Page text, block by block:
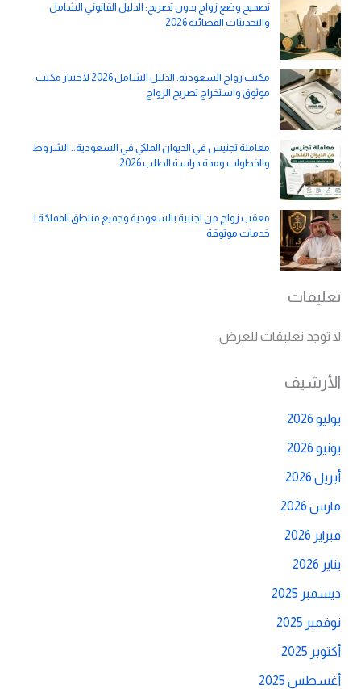
تصحيح وضع زواج بدون تصريح: الدليل القانوني الشامل
والتحديثات القضائية 2026
مكتب زواج السعودية: الدليل الشامل 2026 لاختيار مكتب
موثوق واستخراج تصريح الزواج
معاملة تجنيس في الديوان الملكي في السعودية.. الشروط
والخطوات ومدة دراسة الطلب 2026
معقب زواج من اجنبية بالسعودية وجميع مناطق المملكة |
خدمات موثوقة
تعليقات
لا توجد تعليقات للعرض.
الأرشيف
يوليو 2026
يونيو 2026
أبريل 2026
مارس 2026
فبراير 2026
يناير 2026
ديسمبر 2025
نوفمبر 2025
أكتوبر 2025
أغسطس 2025